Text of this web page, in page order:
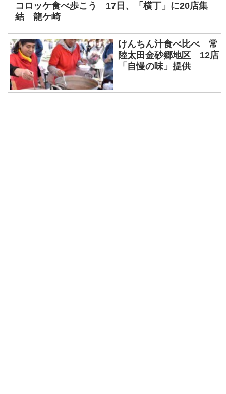
コロッケ食べ歩こう 17日、「横丁」に20店集
結 龍ケ崎
けんちん汁食べ比べ 常
陸太田金砂郷地区 12店
「自慢の味」提供